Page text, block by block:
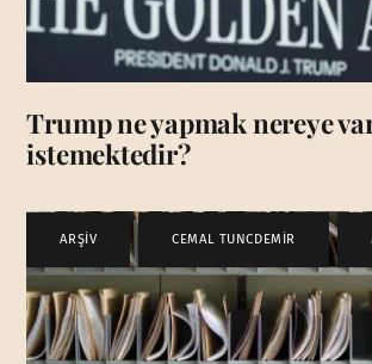
Trump ne yapmak nereye
istemektedir?
ARŞİV CEMAL TUNCDEMİR ,